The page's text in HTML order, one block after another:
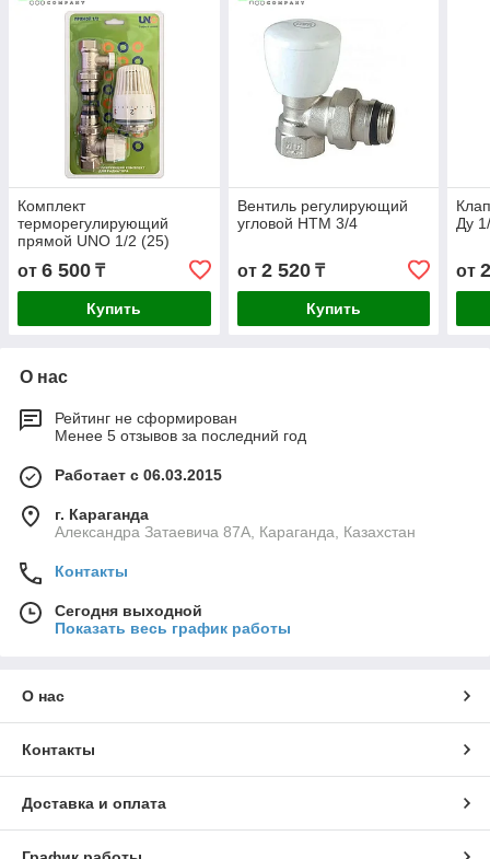
Комплект
терморегулирующий
прямой UNO 1/2 (25)
от 6 500 ₸
Купить
Вентиль регулирующий
угловой HTM 3/4
от 2 520₸
Купить
Ду
от
О нас
Рейтинг не сформирован
Менее 5 отзывов за последний год
Работает с 06.03.2015
г. Караганда
Александра Затаевича 87А, Караганда, Казахстан
Контакты
Сегодня выходной
Показать весь график работы
О нас
Контакты
Доставка и оплата